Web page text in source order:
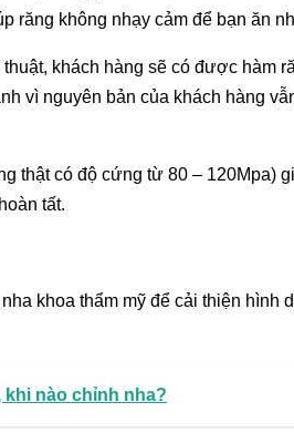
răng không nhạy cảm để bạn ăn
khách hàng sẽ có được hàm
vì nguyên bản của khách hàng
thật có độ cứng từ 80 – 120Mpa)
tất.
khoa thẩm mỹ để cải thiện hình
nào chỉnh nha?